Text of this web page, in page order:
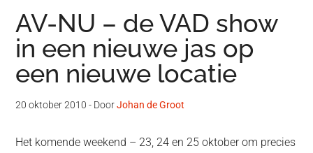
AV-NU – de VAD show
in een nieuwe jas op
een nieuwe locatie
20 oktober 2010 - DoorJohan de Groot
Het komende weekend – 23, 24 en 25 oktober om precies